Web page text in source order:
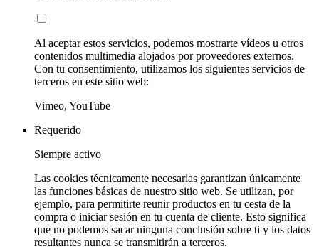
Al aceptar estos servicios, podemos mostrarte vídeos u otros
contenidos multimedia alojados por proveedores externos.
Con tu consentimiento, utilizamos los siguientes servicios de
terceros en este sitio web:
Vimeo, YouTube
Requerido
Siempre activo
Las cookies técnicamente necesarias garantizan únicamente
las funciones básicas de nuestro sitio web. Se utilizan, por
ejemplo, para permitirte reunir productos en tu cesta de la
compra o iniciar sesión en tu cuenta de cliente. Esto significa
que no podemos sacar ninguna conclusión sobre ti y los datos
resultantes nunca se transmitirán a terceros.